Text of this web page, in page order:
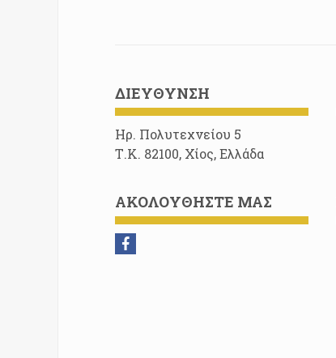
ΔΙΕΎΘΥΝΣΗ
Ηρ. Πολυτεχνείου 5
Τ.Κ. 82100, Χίος, Ελλάδα
ΑΚΟΛΟΥΘΉΣΤΕ ΜΑΣ